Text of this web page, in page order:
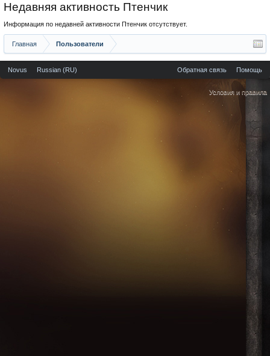
Недавняя активность Птенчик
Информация по недавней активности Птенчик отсутствует.
Главная Пользователи
Novus Russian (RU) Обратная связь Помощь
Условия и правила